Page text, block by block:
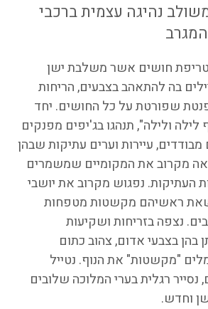
נהיגה עצמית ברכבי
חושים אשר משלבת ישן
בה להתאהב בצבעים, הריחות
שפורטת על כל החושים. יחד
ולילה", תנהגו בג'יפים מפנקים
מבודדים, עיירות וערים עתיקות שבהן
מקרוב את המקומיים שמשמרים
העתיקות. נפגוש מקרוב את יושבי
ראשיהם מקשטות מטפחות
נצפה בזריחות ושקיעות
בהן בצבעי אדום, צהוב כתום
"מקשטות" את הנוף. נטייל
נסייר רגלית בערי המלוכה שלובים
וחדש.